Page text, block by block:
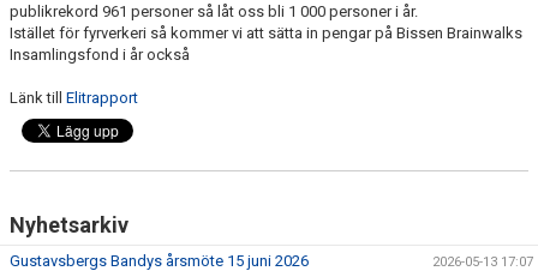
publikrekord 961 personer så låt oss bli 1 000 personer i år.
Istället för fyrverkeri så kommer vi att sätta in pengar på Bissen Brainwalks
Insamlingsfond i år också
Länk till Elitrapport
Nyhetsarkiv
Gustavsbergs Bandys årsmöte 15 juni 2026 2026-05-13 17:07